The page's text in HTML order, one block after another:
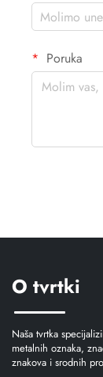
Poruka
O tvrtki
Naša tvrtka
metalnih oznaka,
znakova i srodnih